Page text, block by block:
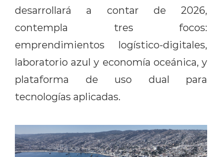
desarrollará a contar de 2026,
contempla tres focos:
emprendimientos logístico-digitales,
laboratorio azul y economía oceánica, y
plataforma de uso dual para
tecnologías aplicadas.